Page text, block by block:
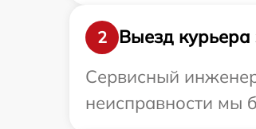
2
Выезд курьера
Сервисный
неисправности мы